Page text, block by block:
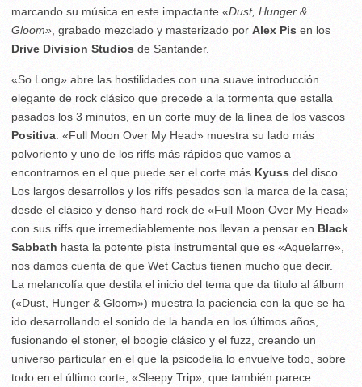
marcando su música en este impactante «Dust, Hunger &
Gloom» , grabado mezclado y masterizado por Alex Pis en los
Drive Division Studios de Santander.
«So Long» abre las hostilidades con una suave introducción
elegante de rock clásico que precede a la tormenta que estalla
pasados los 3 minutos, en un corte muy de la línea de los vascos
Positiva . «Full Moon Over My Head» muestra su lado más
polvoriento y uno de los riffs más rápidos que vamos a
encontrarnos en el que puede ser el corte más Kyuss del disco.
Los largos desarrollos y los riffs pesados son la marca de la casa;
desde el clásico y denso hard rock de «Full Moon Over My Head»
con sus riffs que irremediablemente nos llevan a pensar en Black
Sabbath hasta la potente pista instrumental que es «Aquelarre»,
nos damos cuenta de que Wet Cactus tienen mucho que decir.
La melancolía que destila el inicio del tema que da titulo al álbum
(«Dust, Hunger & Gloom») muestra la paciencia con la que se ha
ido desarrollando el sonido de la banda en los últimos años,
fusionando el stoner, el boogie clásico y el fuzz, creando un
universo particular en el que la psicodelia lo envuelve todo, sobre
todo en el último corte, «Sleepy Trip», que también parece